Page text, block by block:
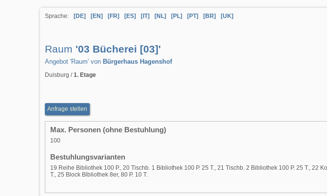
Sprache: [DE] [EN] [FR] [ES] [IT] [NL] [PL] [PT] [BR] [UK]
Raum '03 Bücherei [03]'
Angebot 'Raum' von Bürgerhaus Hagenshof
Duisburg /1. Etage
Anfrage stellen
Max. Personen (ohne Bestuhlung)
100
Bestuhlungsvarianten
19 Reihe Bibliothek 100 P., 20 Tischb. 1 Bibliothek 100 P. 25 T., 21 Tischb. 2 Bibliothek 100 P. 25 T.,
T., 25 Block Blbliothek 8er, 80 P. 10 T.